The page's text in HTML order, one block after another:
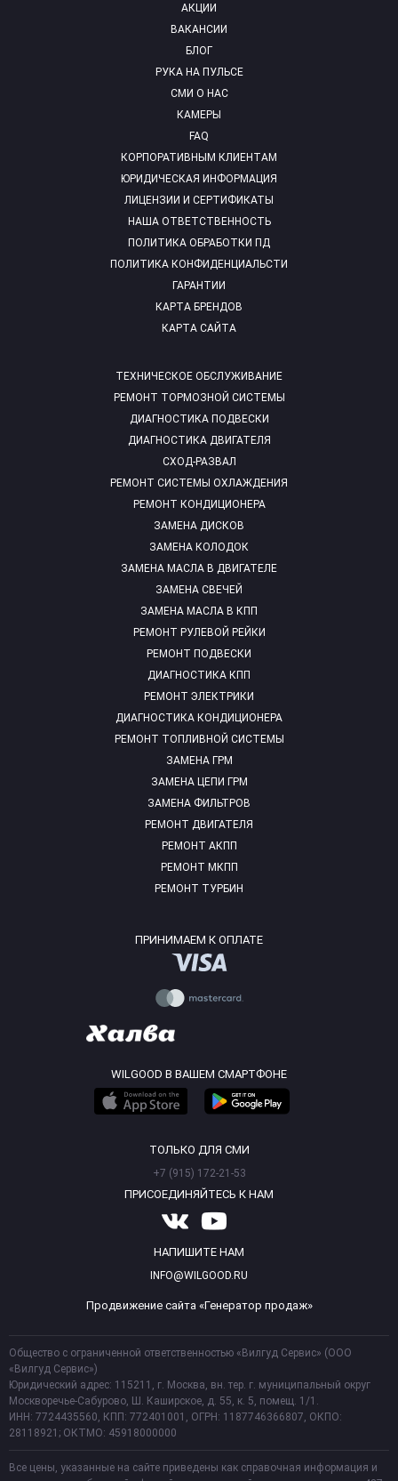
АКЦИИ
ВАКАНСИИ
БЛОГ
РУКА НА ПУЛЬСЕ
СМИ О НАС
КАМЕРЫ
FAQ
ТЕХНИЧЕСКОЕ ОБСЛУЖИВАНИЕ
РЕМОНТ ТОРМОЗНОЙ СИСТЕМЫ
ДИАГНОСТИКА ПОДВЕСКИ
ДИАГНОСТИКА ДВИГАТЕЛЯ
СХОД-РАЗВАЛ
РЕМОНТ СИСТЕМЫ ОХЛАЖДЕНИЯ
РЕМОНТ КОНДИЦИОНЕРА
ЗАМЕНА ДИСКОВ
ЗАМЕНА КОЛОДОК
ЗАМЕНА МАСЛА В ДВИГАТЕЛЕ
ЗАМЕНА СВЕЧЕЙ
ЗАМЕНА МАСЛА В КПП
РЕМОНТ РУЛЕВОЙ РЕЙКИ
РЕМОНТ ПОДВЕСКИ
ДИАГНОСТИКА КПП
РЕМОНТ ЭЛЕКТРИКИ
ДИАГНОСТИКА КОНДИЦИОНЕРА
РЕМОНТ ТОПЛИВНОЙ СИСТЕМЫ
ЗАМЕНА ГРМ
ЗАМЕНА ЦЕПИ ГРМ
ЗАМЕНА ФИЛЬТРОВ
РЕМОНТ ДВИГАТЕЛЯ
РЕМОНТ АКПП
РЕМОНТ МКПП
РЕМОНТ ТУРБИН
КОРПОРАТИВНЫМ КЛИЕНТАМ
ЮРИДИЧЕСКАЯ ИНФОРМАЦИЯ
ЛИЦЕНЗИИ И СЕРТИФИКАТЫ
НАША ОТВЕТСТВЕННОСТЬ
ПОЛИТИКА ОБРАБОТКИ ПД
ПОЛИТИКА КОНФИДЕНЦИАЛЬСТИ
ГАРАНТИИ
КАРТА БРЕНДОВ
КАРТА САЙТА
ПРИНИМАЕМ К ОПЛАТЕ
WILGOOD В ВАШЕМ СМАРТФОНЕ
ТОЛЬКО ДЛЯ СМИ
+7 (915) 172-21-53
ПРИСОЕДИНЯЙТЕСЬ К НАМ
НАПИШИТЕ НАМ
INFO@WILGOOD.RU
Продвижение сайта «Генератор продаж»
Общество с ограниченной ответственностью «Вилгуд Сервис» (ООО
«Вилгуд Сервис»)
Юридический адрес: 115211, г. Москва, вн. тер. г. муниципальный округ
Москворечье-Сабурово, Ш. Каширское, д. 55, к. 5, помещ. 1/1.
ИНН: 7724435560, КПП: 772401001, ОГРН: 1187746366807, ОКПО:
28118921; ОКТМО: 45918000000
Все цены, указанные на сайте приведены как справочная информация и